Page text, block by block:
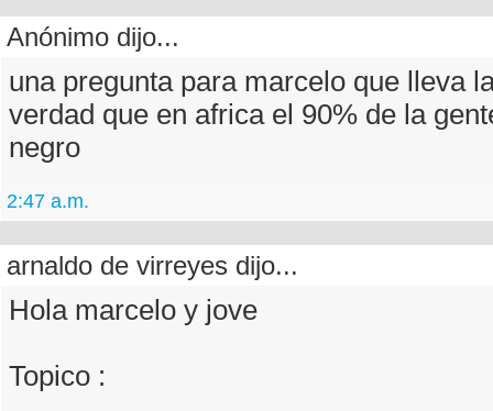
Anónimo dijo...
una pregunta para marcelo que lleva
verdad que en africa el 90% de la
negro
2:47 a.m.
arnaldo de virreyes dijo...
Hola marcelo y jove
Topico :